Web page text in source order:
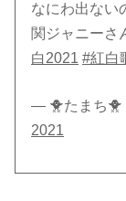
なにわ出ない
関ジャニーさ
白2021 #紅白
— 🐥たまち🐥
2021